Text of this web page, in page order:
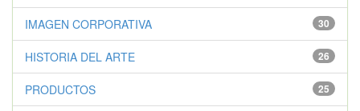
30
IMAGEN CORPORATIVA
26
HISTORIA DEL ARTE
25
PRODUCTOS